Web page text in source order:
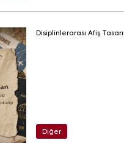
Disiplinlerarası Afiş
Diğer